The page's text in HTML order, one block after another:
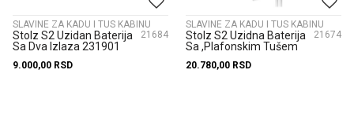
SLAVINE ZA KADU I TUS KABINU
21684
Stolz S2 Uzidan Baterija
Sa Dva Izlaza 231901
9.000,00 RSD
SLAVINE ZA KADU I TUS KABINU
21674
Stolz S2 Uzidna Baterija
Sa ,Plafonskim Tušem
Tušem 231603
20.780,00 RSD